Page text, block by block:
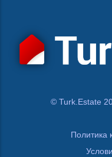
© Turk.Estate
Политика